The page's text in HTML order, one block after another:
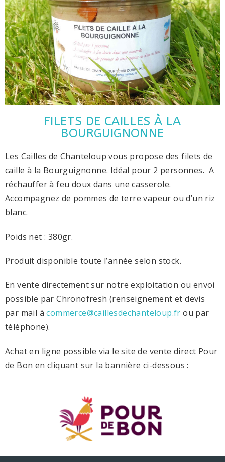
FILETS DE CAILLES À LA
BOURGUIGNONNE
Les Cailles de Chanteloup vous propose des filets de
caille à la Bourguignonne. Idéal pour 2 personnes. A
réchauffer à feu doux dans une casserole.
Accompagnez de pommes de terre vapeur ou d’un riz
blanc.
Poids net : 380gr.
Produit disponible toute l’année selon stock.
En vente directement sur notre exploitation ou envoi
possible par Chronofresh (renseignement et devis
par mail àcommerce@caillesdechanteloup.fr ou par
téléphone).
Achat en ligne possible via le site de vente direct Pour
de Bon en cliquant sur la bannière ci-dessous :